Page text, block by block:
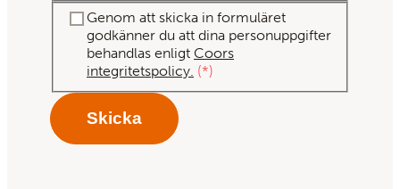
Genom att skicka in formuläret
godkänner du att dina personuppgifter
behandlas enligtCoors
integritetspolicy. *